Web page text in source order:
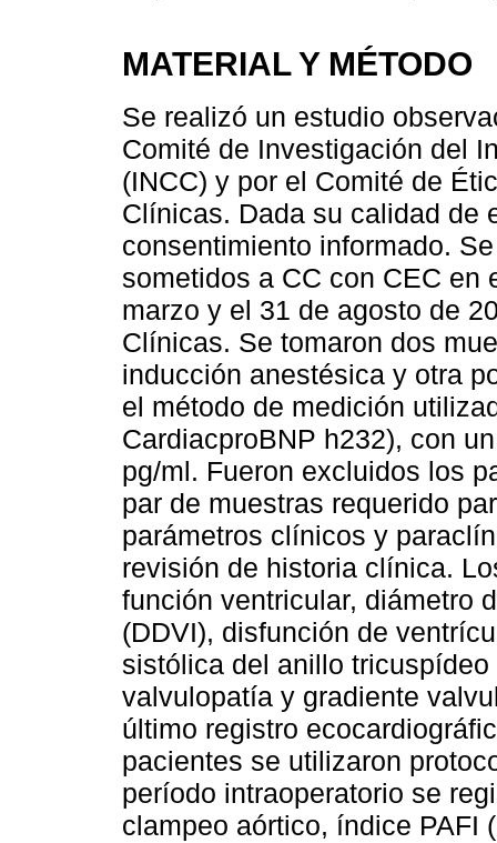
MATERIAL Y MÉTODO
Se realizó un estudio
Comité de Investigación del
(INCC) y por el Comité de
Clínicas. Dada su calidad de
consentimiento informado.
sometidos a CC con CEC en
marzo y el 31 de agosto de
Clínicas. Se tomaron dos
inducción anestésica y otra
el método de medición
CardiacproBNP h232), con
pg/ml. Fueron excluidos los
par de muestras requerido
parámetros clínicos y
revisión de historia clínica.
función ventricular, diámetro
(DDVI), disfunción de
sistólica del anillo
valvulopatía y gradiente
último registro
pacientes se utilizaron
período intraoperatorio se
clampeo aórtico, índice PAFI